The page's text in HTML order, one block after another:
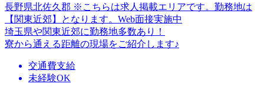
長野県北佐久郡 ※こちらは求人掲載エリアです。勤務地は
【関東近郊】となります。Web面接実施中
埼玉県や関東近郊に勤務地多数あり！
寮から通える距離の現場をご紹介します♪
交通費支給
未経験OK